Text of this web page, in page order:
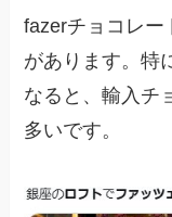
fazerチョコレー
があります。特
なると、輸入チ
多いです。